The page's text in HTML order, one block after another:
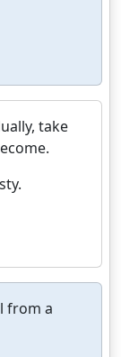
take
from a